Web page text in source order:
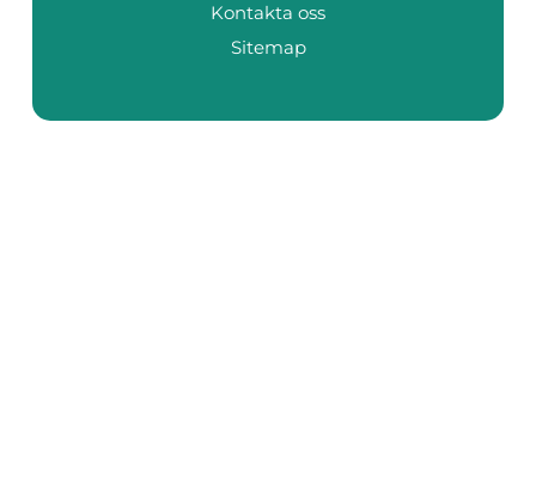
Kontakta oss
Sitemap